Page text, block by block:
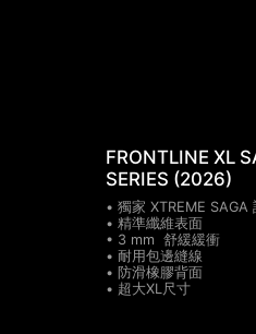
FRONTLINE XL
SERIES (2026)
• 獨家 XTREME SAGA
• 精準纖維表面
• 3 mm 舒緩緩衝
• 耐用包邊縫線
• 防滑橡膠背面
• 超大XL尺寸